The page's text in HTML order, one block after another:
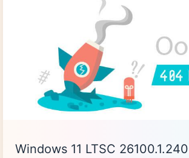
Windows 11 LTSC